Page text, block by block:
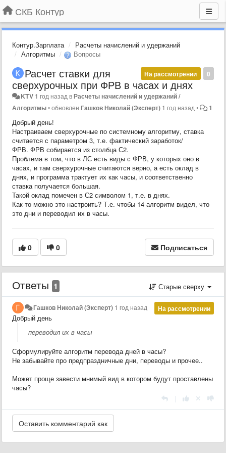
СКБ Контур
Контур.Зарплата
Расчеты начислений и удержаний
Алгоритмы
Вопросы
0
На рассмотрении
Расчет ставки для
сверхурочных при ФРВ в часах и днях
KTV 1 год назад вРасчеты начислений и удержаний /
Алгоритмы•обновлен Гашков Николай (Эксперт) 1 год назад • 1
Добрый день!
Настраиваем сверхурочные по системному алгоритму, ставка
считается с параметром 3, т.е. фактический заработок/
ФРВ. ФРВ собирается из столбца С2.
Проблема в том, что в ЛС есть виды с ФРВ, у которых оно в
часах, и там сверхурочные считаются верно, а есть оклад в
днях, и программа трактует их как часы, и соответственно
ставка получается большая.
Такой оклад помечен в С2 символом 1, т.е. в днях.
Как-то можно это настроить? Т.е. чтобы 14 алгоритм видел, что
это дни и переводил их в часы.
0 0 Подписаться
Ответы 1 Старые сверху
На рассмотрении
Гашков Николай (Эксперт) 1 год назад
Добрый день
переводил их в часы
Сформулируйте алгоритм перевода дней в часы?
Не забывайте про предпраздничные дни, переводы и прочее..
Может проще завести мнимый вид в котором будут проставлены
часы?